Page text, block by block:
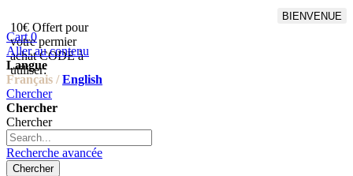
10€ Offert pour
votre permier
achat CODE à
utiliser:
BIENVENUE
Cart 0
Aller au contenu
Langue
Français / English
Chercher
Chercher
Chercher
Recherche avancée
Chercher